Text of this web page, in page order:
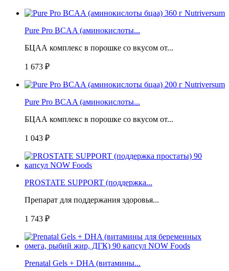
Pure Pro BCAA (аминокислоты...
БЦАА комплекс в порошке со вкусом от...
1 673 ₽
Pure Pro BCAA (аминокислоты...
БЦАА комплекс в порошке со вкусом от...
1 043 ₽
PROSTATE SUPPORT (поддержка...
Препарат для поддержания здоровья...
1 743 ₽
Prenatal Gels + DHA (витамины...